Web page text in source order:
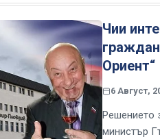
Чии
Ориент“
6 Август,
Решението
министър